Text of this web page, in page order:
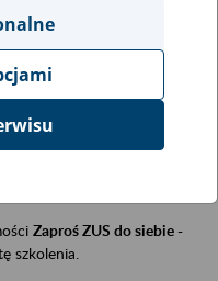
instytucji, urzędu.
Zaproś ZUS do siebie -
szkolenia.